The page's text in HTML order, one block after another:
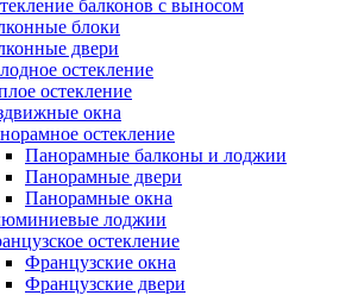
балконов с выносом
блоки
двери
остекление
остекление
окна
остекление
Панорамные балконы и лоджии
Панорамные двери
Панорамные окна
лоджии
остекление
Французские окна
Французские двери